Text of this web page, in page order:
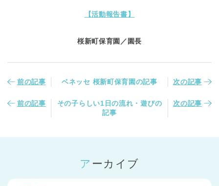
神奈川県
【活動報告書】
桜新町保育園／園長
前の記事 ベネッセ 桜新町保育園の記事 次の記事
前の記事
その子らしい1日の流れ・遊びの
記事
次の記事
アーカイブ